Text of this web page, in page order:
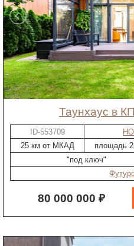
таунхаус в
ID-553709
25 км от МКАД
площадь
"под ключ"
80 000 000 ₽